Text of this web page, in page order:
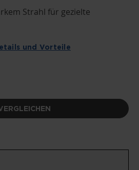
Strahl für gezielte
und Vorteile